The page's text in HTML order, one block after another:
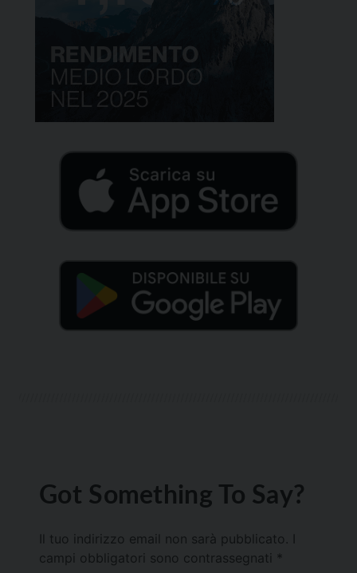
Got Something To Say?
Il tuo indirizzo email non sarà pubblicato.
campi obbligatori sono contrassegnati *